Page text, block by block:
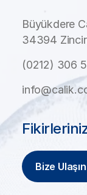
Büyükdere
34394
(0212) 306
Bize Ulaşın